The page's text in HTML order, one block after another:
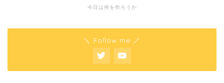
今日は何を作ろうか
＼ Follow me ／